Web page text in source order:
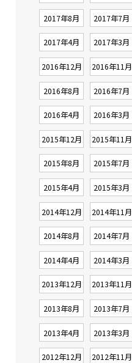
2017年8月 2017年7月
2017年4月 2017年3月
2016年12月 2016年11月
2016年8月 2016年7月
2016年4月 2016年3月
2015年12月 2015年11月
2015年8月 2015年7月
2015年4月 2015年3月
2014年12月 2014年11月
2014年8月 2014年7月
2014年4月 2014年3月
2013年12月 2013年11月
2013年8月 2013年7月
2013年4月 2013年3月
2012年12月 2012年11月